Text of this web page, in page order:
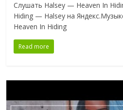
Слушать Halsey — Heaven In
Hiding — Halsey на
Heaven In Hiding
Read more